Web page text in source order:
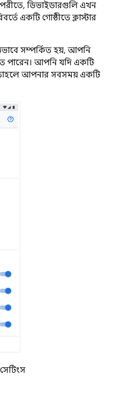
ডিভাইডারগুলি এখন
একটি গোষ্ঠীতে ক্লাস্টার
সম্পর্কিত হয়, আপনি
পারেন। আপনি যদি একটি
আপনার সবসময় একটি